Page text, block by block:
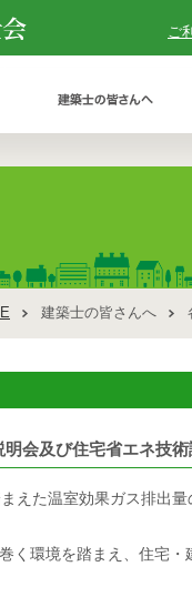
ご
建築士の皆さんへ
会及び住宅省エネ技
えた温室効果ガス排出
く環境を踏まえ、住宅